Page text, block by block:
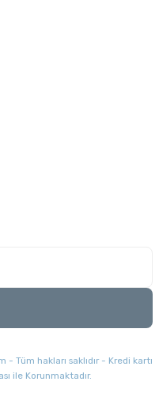
hakları saklıdır - Kredi kartı
ile Korunmaktadır.